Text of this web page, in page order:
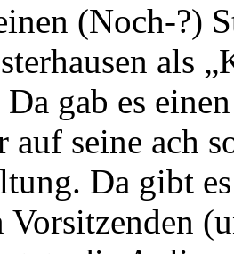
(Noch-?)
als
gab es
auf seine ach
Da gibt
Vorsitzenden